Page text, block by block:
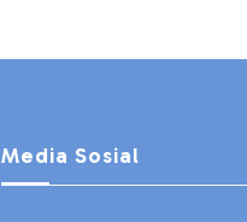
Media Sosial